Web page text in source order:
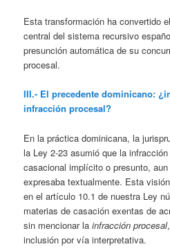
Esta transformación ha convertido
central del sistema recursivo
presunción automática de su
procesal.
III.- El precedente dominicano:
infracción procesal?
En la práctica dominicana, la
la Ley 2-23 asumió que la
casacional implícito o presunto,
expresaba textualmente. Esta
en el artículo 10.1 de nuestra Ley
materias de casación exentas de
sin mencionar lainfracción procesal
inclusión por vía interpretativa.